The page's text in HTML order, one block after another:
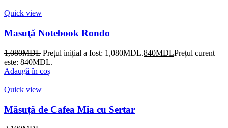
Quick view
Masuţă Notebook Rondo
1,080MDL Prețul inițial a fost: 1,080MDL.840MDLPrețul curent
este: 840MDL.
Adaugă în coș
Quick view
Măsuță de Cafea Mia cu Sertar